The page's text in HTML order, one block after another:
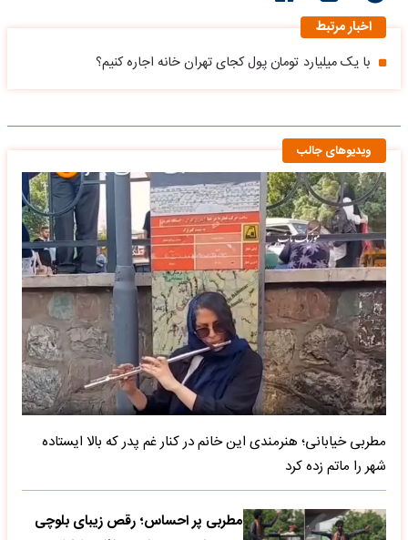
اخبار مرتبط
با یک میلیارد تومان پول کجای تهران خانه اجاره کنیم؟
ویدیوهای جالب
مطربی خیابانی؛ هنرمندی این خانم در کنار غم پدر که بالا ایستاده
شهر را ماتم زده کرد
مطربی پر احساس؛ رقص زیبای بلوچی